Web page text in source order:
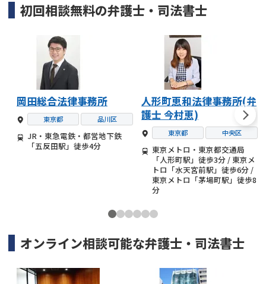
初回相談無料の弁護士・司法書士
岡田総合法律事務所
東京都 品川区
JR・東急電鉄・都営地下鉄
「五反田駅」徒歩4分
人形町恵和法律事務所(弁
護士 今村恵)
東京都 中央区
東京メトロ・東京都交通局
「人形町駅」徒歩3分 / 東京メ
トロ「水天宮前駅」徒歩6分 /
東京メトロ「茅場町駅」徒歩8
分
オンライン相談可能な弁護士・司法書士